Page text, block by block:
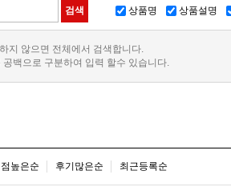
상품명 상품설명
지 않으면 전체에서 검색합니다.
백으로 구분하여 입력 할수 있습니다.
높은순 후기많은순 최근등록순